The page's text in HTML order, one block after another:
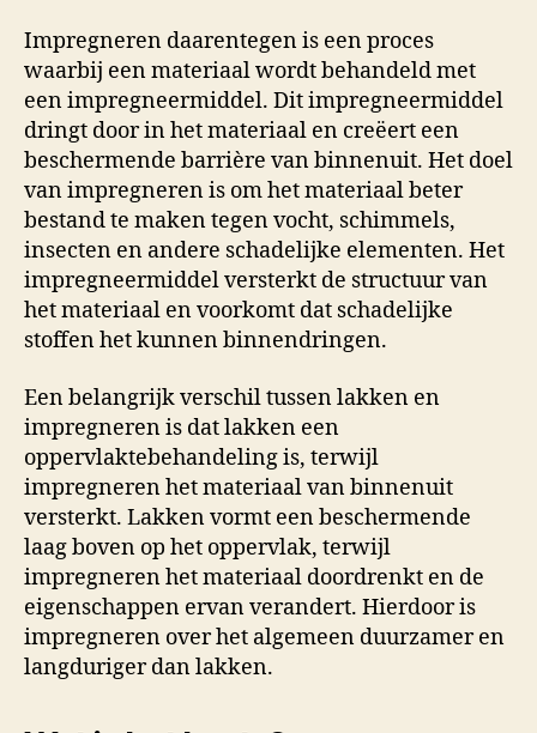
Impregneren daarentegen is een proces
waarbij een materiaal wordt behandeld met
een impregneermiddel. Dit impregneermiddel
dringt door in het materiaal en creëert een
beschermende barrière van binnenuit. Het doel
van impregneren is om het materiaal beter
bestand te maken tegen vocht, schimmels,
insecten en andere schadelijke elementen. Het
impregneermiddel versterkt de structuur van
het materiaal en voorkomt dat schadelijke
stoffen het kunnen binnendringen.
Een belangrijk verschil tussen lakken en
impregneren is dat lakken een
oppervlaktebehandeling is, terwijl
impregneren het materiaal van binnenuit
versterkt. Lakken vormt een beschermende
laag boven op het oppervlak, terwijl
impregneren het materiaal doordrenkt en de
eigenschappen ervan verandert. Hierdoor is
impregneren over het algemeen duurzamer en
langduriger dan lakken.